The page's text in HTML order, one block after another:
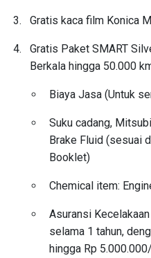
Gratis kaca film Konica
Gratis Paket SMART
Berkala hingga 50.000
Biaya Jasa (Untuk
Suku cadang,
Brake Fluid (sesuai
Booklet)
Chemical item:
Asuransi
selama 1 tahun,
hingga Rp